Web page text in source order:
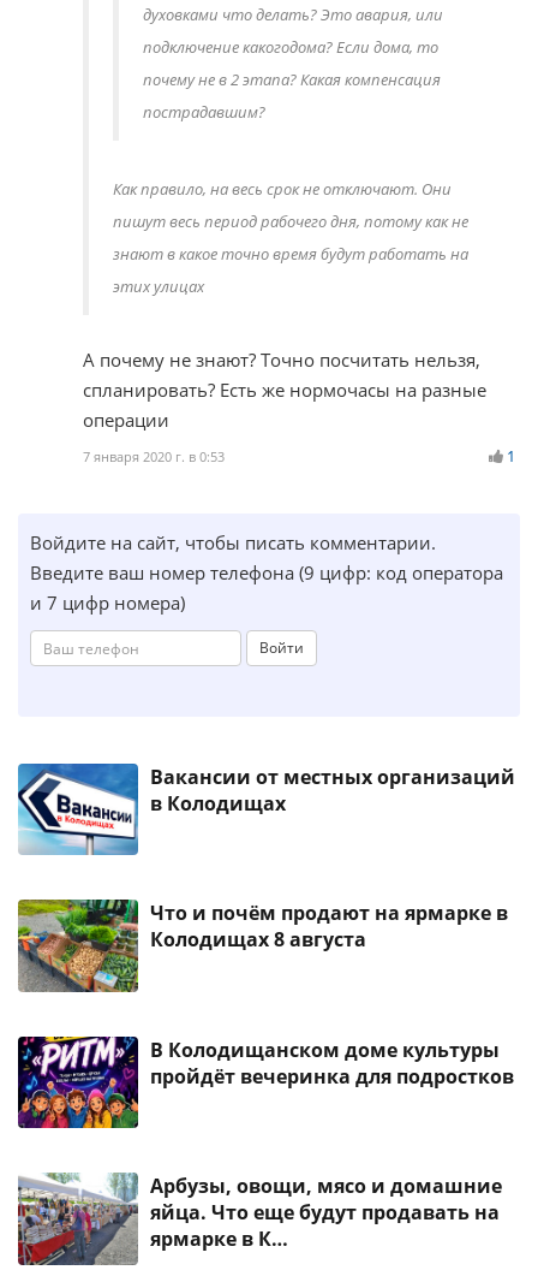
духовками что делать? Это авария, или
подключение какогодома? Если дома, то
почему не в 2 этапа? Какая компенсация
пострадавшим?
Как правило, на весь срок не отключают. Они
пишут весь период рабочего дня, потому как не
знают в какое точно время будут работать на
этих улицах
А почему не знают? Точно посчитать нельзя,
спланировать? Есть же нормочасы на разные
операции
7 января 2020 г. в 0:53 1
Войдите на сайт, чтобы писать комментарии.
Введите ваш номер телефона (9 цифр: код оператора
и 7 цифр номера)
Войти
Вакансии от местных организаций
в Колодищах
Что и почём продают на ярмарке в
Колодищах 8 августа
В Колодищанском доме культуры
пройдёт вечеринка для подростков
Арбузы, овощи, мясо и домашние
яйца. Что еще будут продавать на
ярмарке в К…